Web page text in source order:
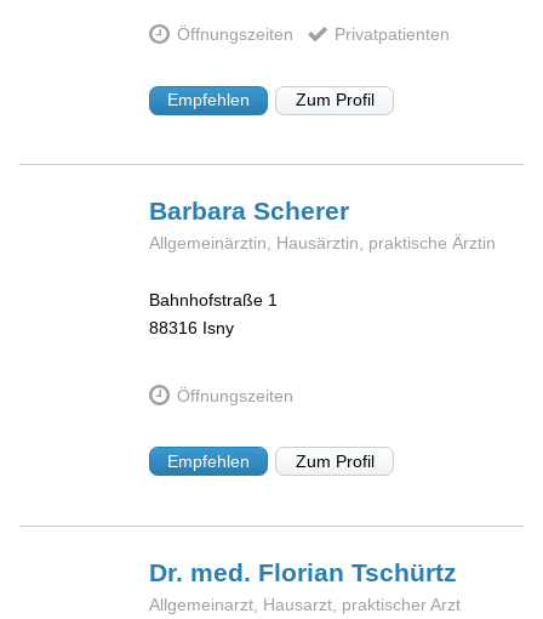
Öffnungszeiten Privatpatienten
Empfehlen Zum Profil
BarbaraScherer
Allgemeinärztin, Hausärztin, praktische Ärztin
Bahnhofstraße 1
88316 Isny
Öffnungszeiten
Empfehlen Zum Profil
Dr. med. FlorianTschürtz
Allgemeinarzt, Hausarzt, praktischer Arzt